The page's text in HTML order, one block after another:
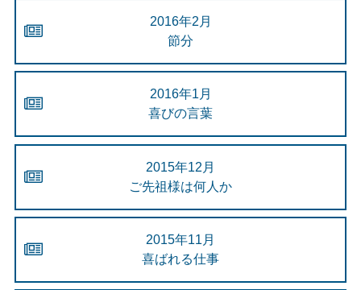
2016年2月
節分
2016年1月
喜びの言葉
2015年12月
ご先祖様は何人か
2015年11月
喜ばれる仕事